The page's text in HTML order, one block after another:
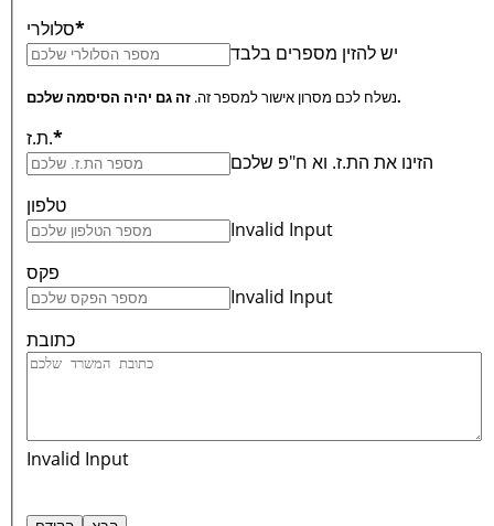
סלולרי*
יש להזין מספרים בלבד
נשלח לכם מסרון אישור למספר זה.זה גם יהיה הסיסמה שלכם.
ת.ז.*
הזינו את הת.ז. וא ח"פ שלכם
טלפון
Invalid Input
פקס
Invalid Input
כתובת
Invalid Input